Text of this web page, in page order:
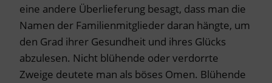
eine andere Überlieferung besagt, dass man die
Namen der Familienmitglieder daran hängte, um
den Grad ihrer Gesundheit und ihres Glücks
abzulesen. Nicht blühende oder verdorrte
Zweige deutete man als böses Omen. Blühende